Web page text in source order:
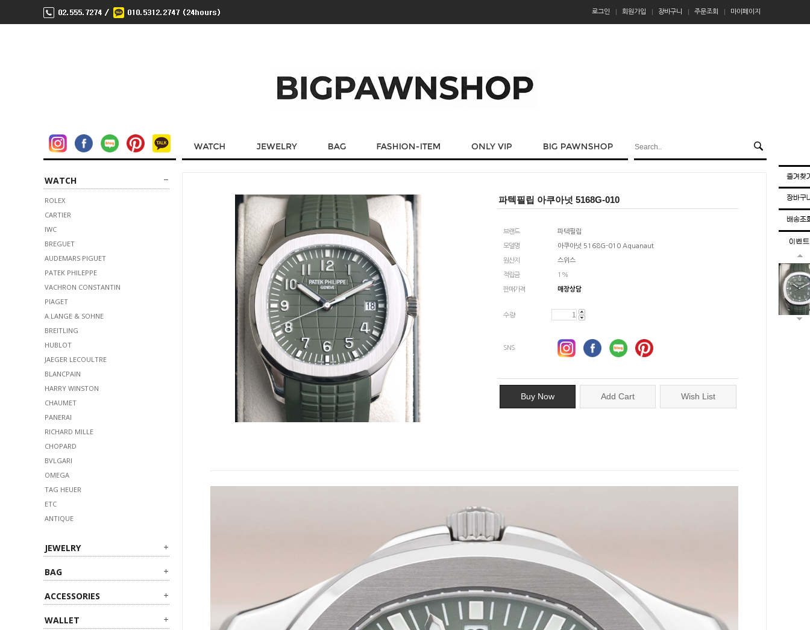
로그인 회원가입 장바구니 주문조회 마이페이지
WATCH
ROLEX
CARTIER
IWC
BREGUET
AUDEMARS PIGUET
PATEK PHILEPPE
VACHRON CONSTANTIN
PIAGET
A.LANGE & SOHNE
BREITLING
HUBLOT
JAEGER LECOULTRE
BLANCPAIN
HARRY WINSTON
CHAUMET
PANERAI
RICHARD MILLE
CHOPARD
BVLGARI
OMEGA
TAG HEUER
ETC
ANTIQUE
JEWELRY
BAG
ACCESSORIES
WALLET
파텍필립 아쿠아넛 5168G-010
브랜드 파텍필립
모델명 아쿠아넛 5168G-010 Aquanaut
원산지 스위스
적립금 1%
판매가격 매장상담
수량
SNS
Buy Now Add Cart Wish List